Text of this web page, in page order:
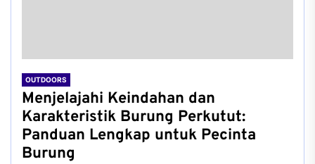
OUTDOORS
Menjelajahi Keindahan dan
Karakteristik Burung Perkutut:
Panduan Lengkap untuk Pecinta
Burung